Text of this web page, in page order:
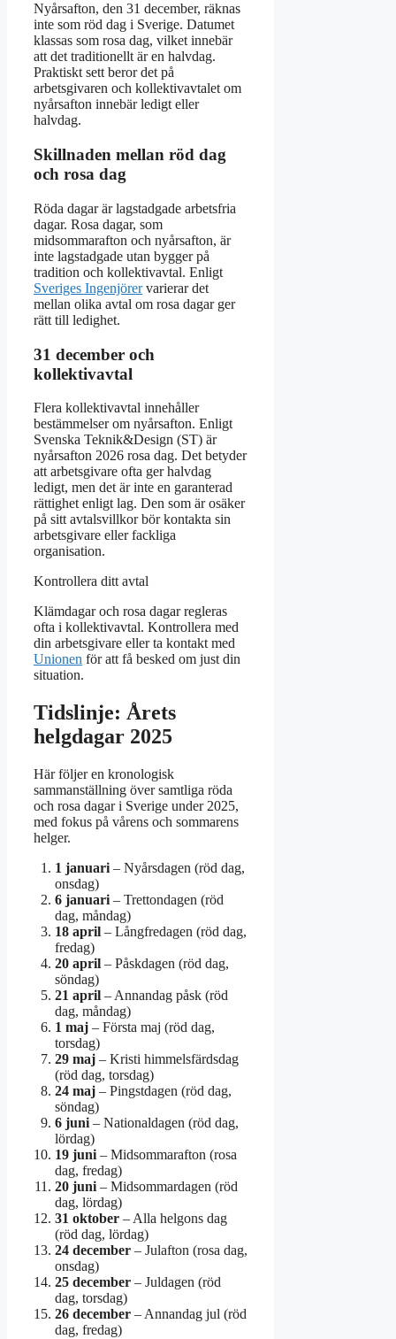
Nyårsafton, den 31 december, räknas
inte som röd dag i Sverige. Datumet
klassas som rosa dag, vilket innebär
att det traditionellt är en halvdag.
Praktiskt sett beror det på
arbetsgivaren och kollektivavtalet om
nyårsafton innebär ledigt eller
halvdag.
Skillnaden mellan röd dag
och rosa dag
Röda dagar är lagstadgade arbetsfria
dagar. Rosa dagar, som
midsommarafton och nyårsafton, är
inte lagstadgade utan bygger på
tradition och kollektivavtal. Enligt
Sveriges Ingenjörervarierar det
mellan olika avtal om rosa dagar ger
rätt till ledighet.
31 december och
kollektivavtal
Flera kollektivavtal innehåller
bestämmelser om nyårsafton. Enligt
Svenska Teknik&Design (ST) är
nyårsafton 2026 rosa dag. Det betyder
att arbetsgivare ofta ger halvdag
ledigt, men det är inte en garanterad
rättighet enligt lag. Den som är osäker
på sitt avtalsvillkor bör kontakta sin
arbetsgivare eller fackliga
organisation.
Kontrollera ditt avtal
Klämdagar och rosa dagar regleras
ofta i kollektivavtal. Kontrollera med
din arbetsgivare eller ta kontakt med
Unionen för att få besked om just din
situation.
Tidslinje: Årets
helgdagar 2025
Här följer en kronologisk
sammanställning över samtliga röda
och rosa dagar i Sverige under 2025,
med fokus på vårens och sommarens
helger.
1 januari – Nyårsdagen (röd dag,
onsdag)
6 januari – Trettondagen (röd
dag, måndag)
18 april – Långfredagen (röd dag,
fredag)
20 april – Påskdagen (röd dag,
söndag)
21 april – Annandag påsk (röd
dag, måndag)
1 maj – Första maj (röd dag,
torsdag)
29 maj – Kristi himmelsfärdsdag
(röd dag, torsdag)
24 maj – Pingstdagen (röd dag,
söndag)
6 juni – Nationaldagen (röd dag,
lördag)
19 juni – Midsommarafton (rosa
dag, fredag)
20 juni – Midsommardagen (röd
dag, lördag)
31 oktober – Alla helgons dag
(röd dag, lördag)
24 december – Julafton (rosa dag,
onsdag)
25 december – Juldagen (röd
dag, torsdag)
26 december – Annandag jul (röd
dag, fredag)